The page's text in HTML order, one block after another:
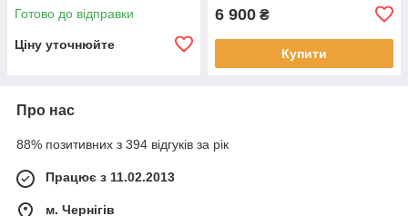
Готово до відправки
Ціну уточнюйте
6 900 ₴
Купити
Про нас
88% позитивних з 394 відгуків за рік
Працює з 11.02.2013
м. Чернігів